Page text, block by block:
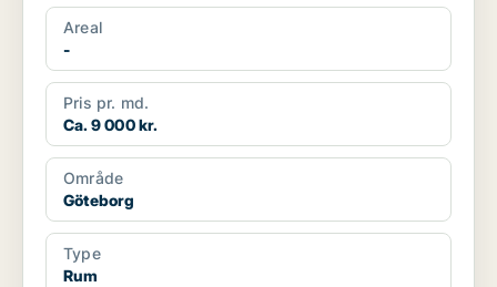
Areal
-
Pris pr. md.
Ca. 9 000 kr.
Område
Göteborg
Type
Rum